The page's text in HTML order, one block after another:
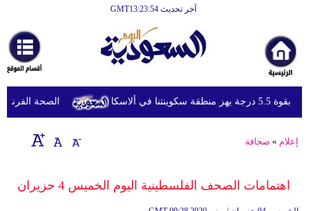
آخر تحديث GMT13:23:54
أخبارعاجلة
رياضة
ثقافة
إقتصاد
وموسيقى
الصحة الفرنسية سكوينتنا في ألاسكا
إعلام » صحافة
اهتمامات الصحف الفلسطينية اليوم الخميس 4 حزيران